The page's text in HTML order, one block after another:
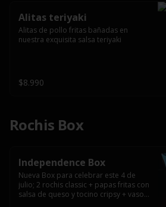
Alitas teriyaki
Alitas de pollo fritas bañadas en
nuestra exquisita salsa teriyaki
$8.990
Rochis Box
Independence Box
Nueva Box para celebrar este 4 de
julio; 2 rochis classic + papas fritas con
salsa de queso y tocino cripsy + vaso